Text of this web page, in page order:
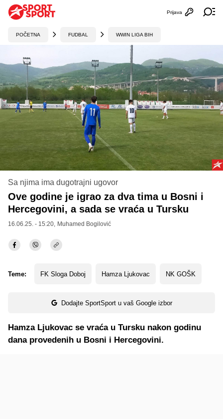
Otvori
Prijava
POČETNA FUDBAL WWIN LIGA BIH
Sa njima ima dugotrajni ugovor
Ove godine je igrao za dva tima u Bosni i
Hercegovini, a sada se vraća u Tursku
16.06.25. - 15:20, Muhamed Bogilović
Teme: FK Sloga Doboj Hamza Ljukovac NK GOŠK
Dodajte SportSport u vaš Google izbor
Hamza Ljukovac se vraća u Tursku nakon godinu
dana provedenih u Bosni i Hercegovini.